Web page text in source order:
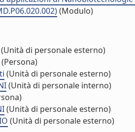
(Modulo)
(Unità di personale esterno)
(Persona)
(Unità di personale esterno)
(Unità di personale interno)
(Unità di personale esterno)
(Unità di personale esterno)